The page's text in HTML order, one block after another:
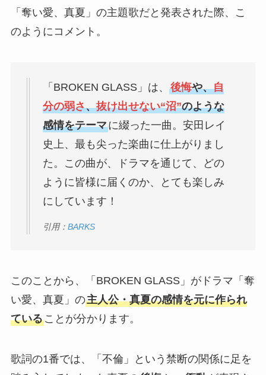
「奪い愛、真夏」の主題歌だと発表された際、こ
のようにコメント。
「BROKEN GLASS」は、 後悔や、自
分の弱さ、抜け出せない“沼”のような
感情をテーマに綴った一曲。安田レイ
史上、最も尖った楽曲に仕上がりまし
た。この曲が、ドラマを通じて、どの
ように皆様に届くのか、とても楽しみ
にしています！
引用： BARKS
このことから、「BROKEN GLASS」がドラマ「奪
い愛、真夏」の主人公・真夏の感情を元に作られ
ていることが分かります。
歌詞の1番では、「不倫」という禁断の関係に足を